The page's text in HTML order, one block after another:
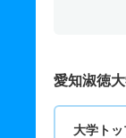
愛知淑徳
大学トッ